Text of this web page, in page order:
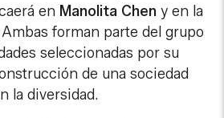
en Manolita Chen y en la
forman parte del grupo
seleccionadas por su
de una sociedad
la diversidad.